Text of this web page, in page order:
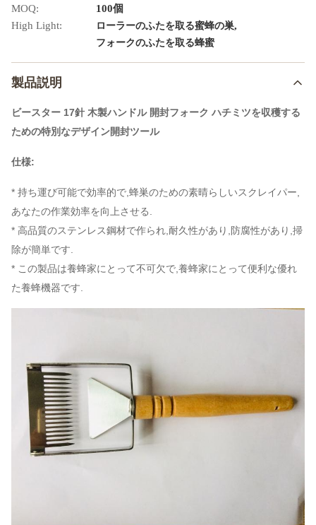
MOQ:
100個
High Light:
ローラーのふたを取る蜜蜂の巣,
フォークのふたを取る蜂蜜
製品説明
ビースター 17針 木製ハンドル 開封フォーク ハチミツを収穫する
ための特別なデザイン開封ツール
仕様:
* 持ち運び可能で効率的で,蜂巣のための素晴らしいスクレイパー,
あなたの作業効率を向上させる.
* 高品質のステンレス鋼材で作られ,耐久性があり,防腐性があり,掃
除が簡単です.
* この製品は養蜂家にとって不可欠で,養蜂家にとって便利な優れ
た養蜂機器です.